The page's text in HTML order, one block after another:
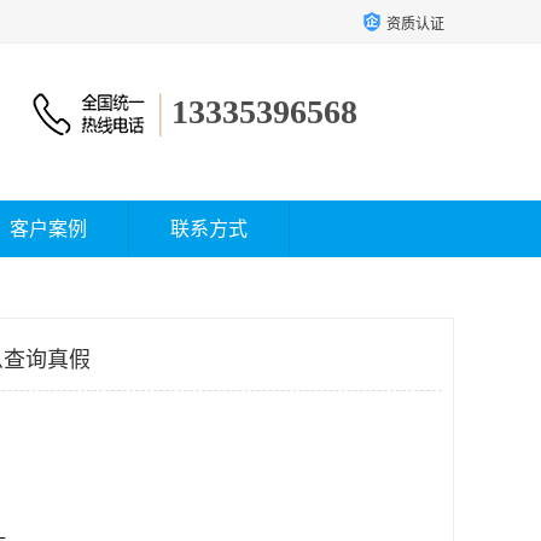
资质认证
13335396568
客户案例 联系方式
询真假